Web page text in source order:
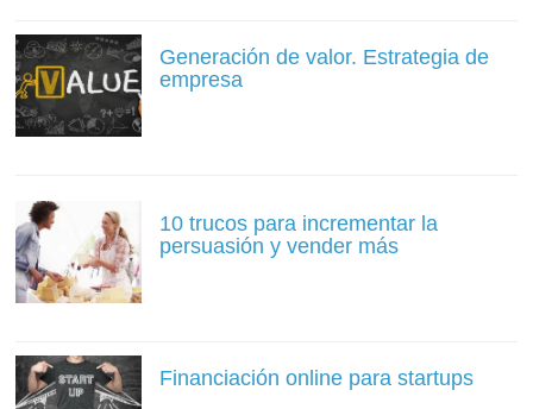
Generación de valor. Estrategia de
empresa
10 trucos para incrementar la
persuasión y vender más
Financiación online para startups